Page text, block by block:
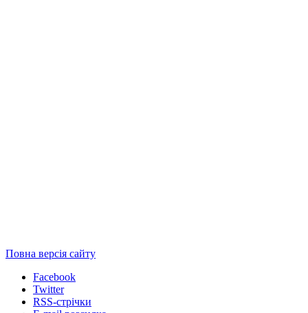
Повна версія сайту
Facebook
Twitter
RSS-стрічки